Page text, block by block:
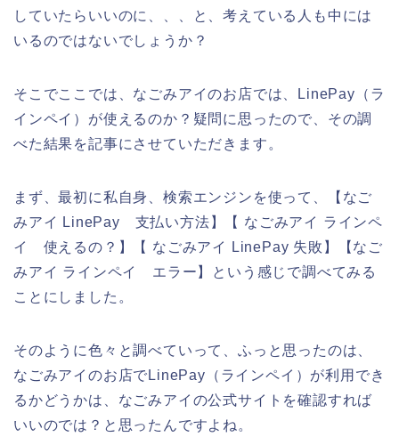
していたらいいのに、、、と、考えている人も中には
いるのではないでしょうか？
そこでここでは、なごみアイのお店では、LinePay（ラ
インペイ）が使えるのか？疑問に思ったので、その調
べた結果を記事にさせていただきます。
まず、最初に私自身、検索エンジンを使って、【なご
みアイ LinePay 支払い方法】【 なごみアイ ラインペ
イ 使えるの？】【 なごみアイ LinePay 失敗】【なご
みアイ ラインペイ エラー】という感じで調べてみる
ことにしました。
そのように色々と調べていって、ふっと思ったのは、
なごみアイのお店でLinePay（ラインペイ）が利用でき
るかどうかは、なごみアイの公式サイトを確認すれば
いいのでは？と思ったんですよね。